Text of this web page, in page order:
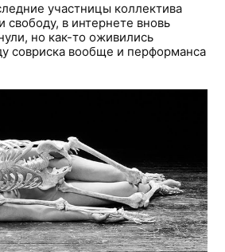
участницы коллектива
свободу, в интернете вновь
но как-то оживились
совриска вообще и перформанса